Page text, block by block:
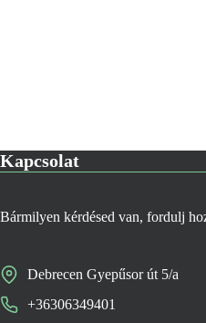
Kapcsolat
Bármilyen kérdésed van, fordulj
Debrecen Gyepűsor út 5/a
+36306349401